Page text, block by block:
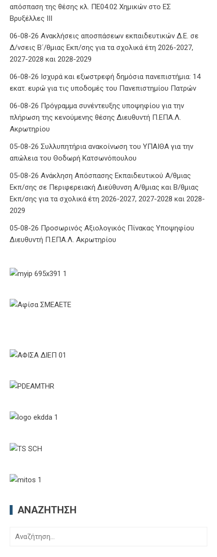
απόσπαση της θέσης κλ. ΠΕ04.02 Χημικών στο ΕΣ
Βρυξέλλες ΙΙΙ
06-08-26 Ανακλήσεις αποσπάσεων εκπαιδευτικών Δ.Ε. σε
Δ/νσεις Β΄/θμιας Εκπ/σης για τα σχολικά έτη 2026-2027,
2027-2028 και 2028-2029
06-08-26 Ισχυρά και εξωστρεφή δημόσια πανεπιστήμια: 14
εκατ. ευρώ για τις υποδομές του Πανεπιστημίου Πατρών
06-08-26 Πρόγραμμα συνέντευξης υποψηφίου για την
πλήρωση της κενούμενης θέσης Διευθυντή Π.ΕΠΑ.Λ.
Ακρωτηρίου
05-08-26 Συλλυπητήρια ανακοίνωση του ΥΠΑΙΘΑ για την
απώλεια του Θοδωρή Κατσωνόπουλου
05-08-26 Ανάκληση Απόσπασης Εκπαιδευτικού Α/θμιας
Εκπ/σης σε Περιφερειακή Διεύθυνση Α/θμιας και Β/θμιας
Εκπ/σης για τα σχολικά έτη 2026-2027, 2027-2028 και 2028-
2029
05-08-26 Προσωρινός Αξιολογικός Πίνακας Υποψηφίου
Διευθυντή Π.ΕΠΑ.Λ. Ακρωτηρίου
ΑΝΑΖΉΤΗΣΗ
Αναζήτηση